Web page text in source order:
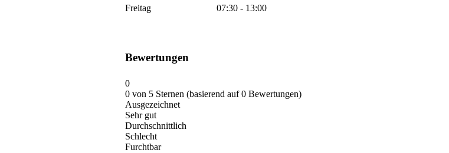
Freitag
07:30 - 13:00
Bewertungen
0
0 von 5 Sternen (basierend auf 0 Bewertungen)
Ausgezeichnet
Sehr gut
Durchschnittlich
Schlecht
Furchtbar